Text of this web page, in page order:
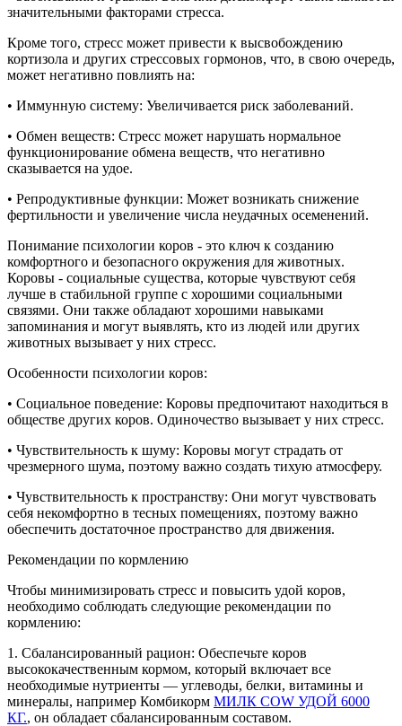
значительными факторами стресса.
Кроме того, стресс может привести к высвобождению
кортизола и других стрессовых гормонов, что, в свою очередь,
может негативно повлиять на:
• Иммунную систему: Увеличивается риск заболеваний.
• Обмен веществ: Стресс может нарушать нормальное
функционирование обмена веществ, что негативно
сказывается на удое.
• Репродуктивные функции: Может возникать снижение
фертильности и увеличение числа неудачных осеменений.
Понимание психологии коров - это ключ к созданию
комфортного и безопасного окружения для животных.
Коровы - социальные существа, которые чувствуют себя
лучше в стабильной группе с хорошими социальными
связями. Они также обладают хорошими навыками
запоминания и могут выявлять, кто из людей или других
животных вызывает у них стресс.
Особенности психологии коров:
• Социальное поведение: Коровы предпочитают находиться в
обществе других коров. Одиночество вызывает у них стресс.
• Чувствительность к шуму: Коровы могут страдать от
чрезмерного шума, поэтому важно создать тихую атмосферу.
• Чувствительность к пространству: Они могут чувствовать
себя некомфортно в тесных помещениях, поэтому важно
обеспечить достаточное пространство для движения.
Рекомендации по кормлению
Чтобы минимизировать стресс и повысить удой коров,
необходимо соблюдать следующие рекомендации по
кормлению:
1. Сбалансированный рацион: Обеспечьте коров
высококачественным кормом, который включает все
необходимые нутриенты — углеводы, белки, витамины и
минералы, например Комбикорм МИЛК COW УДОЙ 6000
КГ., он обладает сбалансированным составом.